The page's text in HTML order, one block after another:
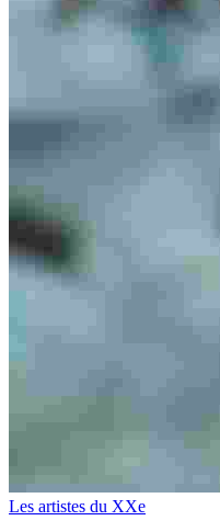
Les artistes du XXe